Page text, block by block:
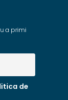
a primi
de